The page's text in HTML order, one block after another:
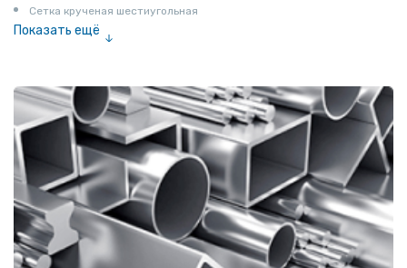
Сетка крученая шестиугольная
Показать ещё